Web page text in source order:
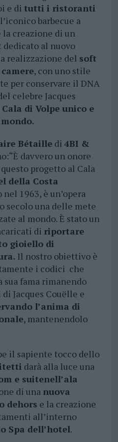
e di tutti i ristoranti
barbecue a
creazione di un
dedicato al nuovo
realizzazione del soft
, con uno stile
per conservare il DNA
celebre Jacques
Cala di Volpe unico e
Bétailledi 4BI &
davvero un onore
progetto al Cala
della Costa
nel 1963, è un’opera
secolo una delle mete
al mondo. È stato un
di riportare
gioiello di
Il nostro obiettivo è
i codici che
fama rimanendo
Jacques Couëlle e
l’anima di
, mantenendolo
il sapiente tocco dello
darà alla luce una
e suitenell’ala
di una nuova
dehors e la creazione
all’interno
Spa dell’hotel.